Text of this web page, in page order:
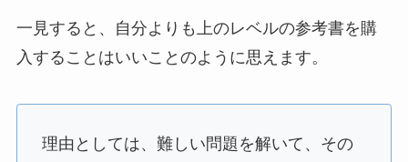
一見すると、自分よりも上のレベルの参考書を購
入することはいいことのように思えます。
理由としては、難しい問題を解いて、その